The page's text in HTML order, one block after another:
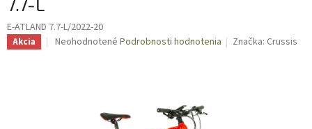
E-ATLAND 7.7-L/2022-20
Akcia
Priemerné
Neohodnotené Podrobnosti hodnotenia Značka: Crussis